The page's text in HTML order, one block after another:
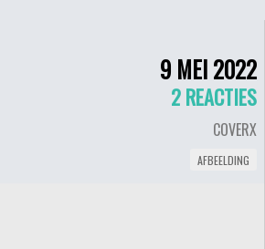
9 MEI 2022
2 REACTIES
COVERX
AFBEELDING